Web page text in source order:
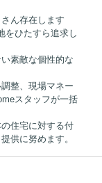
ん存在します
をひたすら追求し
素敵な個性的な
整、現場マネー
スタッフが一括
住宅に対する付
供に努めます。